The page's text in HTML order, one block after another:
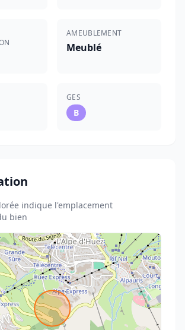
AMEUBLEMENT
Meublé
GES
B
indique l'emplacement
bien